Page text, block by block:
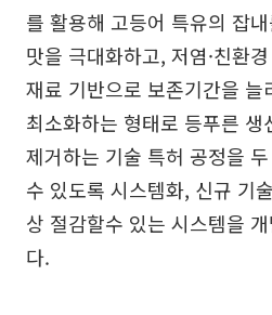
를 활용해 고등어 특유의 잡
맛을 극대화하고, 저염·친환
재료 기반으로 보존기간을
최소화하는 형태로 등푸른
제거하는 기술 특허 공정을
수 있도록 시스템화, 신규 기
상 절감할수 있는 시스템을
다.